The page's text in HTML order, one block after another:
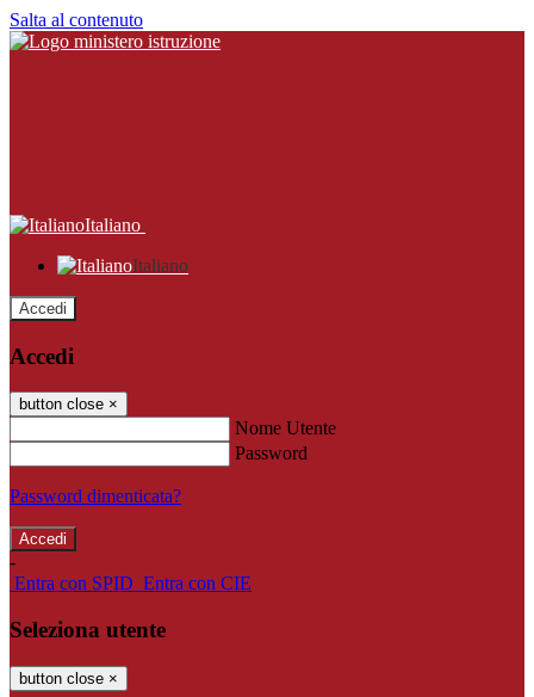
Salta al contenuto
Italiano
Italiano
Accedi
Accedi
button close ×
Nome Utente
Password
Password dimenticata?
-
Entra con SPID Entra con CIE
Seleziona utente
button close ×